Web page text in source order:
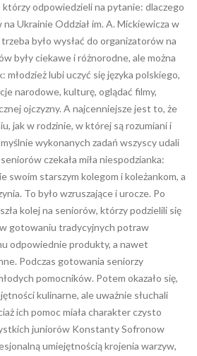
którzy odpowiedzieli na pytanie: dlaczego
Ukrainie Oddział im. A. Mickiewicza w
było wysłać do organizatorów na
były ciekawe i różnorodne, ale można
lubi uczyć się języka polskiego,
narodowe, kulturę, oglądać filmy,
ojczyzny. A najcenniejsze jest to, że
jak w rodzinie, w której są rozumiani i
wykonanych zadań wszyscy udali
czekała miła niespodzianka:
swoim starszym kolegom i koleżankom, a
To było wzruszające i urocze. Po
kolej na seniorów, którzy podzielili się
gotowaniu tradycyjnych potraw
odpowiednie produkty, a nawet
Podczas gotowania seniorzy
pomocników. Potem okazało się,
kulinarne, ale uważnie słuchali
ich pomoc miała charakter czysto
juniorów Konstanty Sofronow
umiejętnością krojenia warzyw,